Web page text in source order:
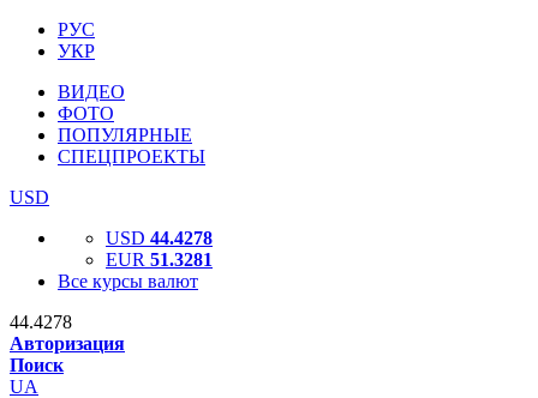
РУС
УКР
ВИДЕО
ФОТО
ПОПУЛЯРНЫЕ
СПЕЦПРОЕКТЫ
USD
USD 44.4278
EUR 51.3281
Все курсы валют
44.4278
Авторизация
Поиск
UA